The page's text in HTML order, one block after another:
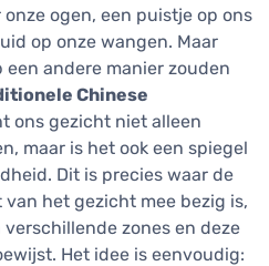
ogen, een puistje op ons
op onze wangen. Maar
andere manier zouden
Chinese
ons gezicht niet alleen
maar is het ook een spiegel
Dit is precies waar de
het gezicht mee bezig is,
zones en deze
Het idee is eenvoudig: